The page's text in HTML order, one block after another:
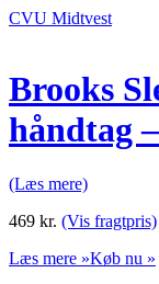
CVU Midtvest
Brooks
håndtag
(Læs mere)
469 kr. (Vis fragtpris)
Læs mere »Køb nu »